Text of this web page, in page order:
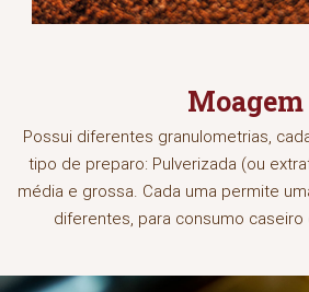
Moagem
Possui diferentes granulometrias,
tipo de preparo: Pulverizada (ou
média e grossa. Cada uma permite
diferentes, para consumo